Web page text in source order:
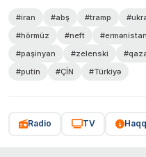
#iran #abş #tramp
#hörmüz
#neft #ermənistan
#paşinyan
#zelenski
#putin
#ÇİN #Türkiyə
Radio TV